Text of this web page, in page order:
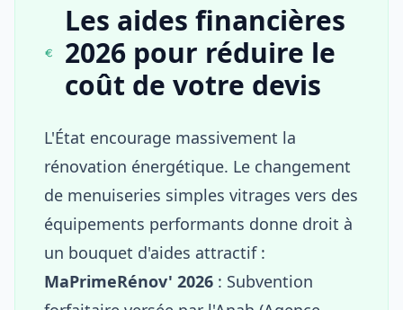
Les aides financières
2026 pour réduire le
coût de votre devis
L'État encourage massivement la
rénovation énergétique. Le changement
de menuiseries simples vitrages vers des
équipements performants donne droit à
un bouquet d'aides attractif :
MaPrimeRénov' 2026 : Subvention